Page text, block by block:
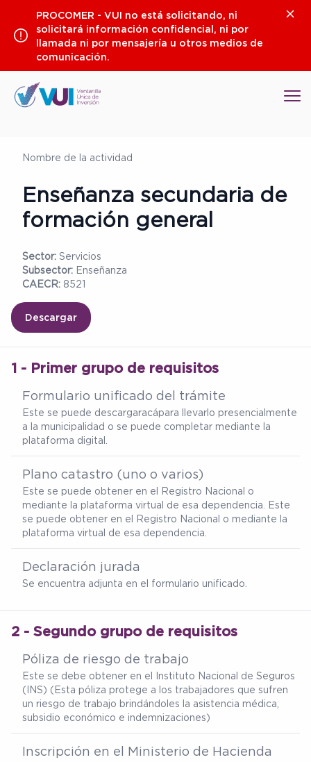
contenido
PROCOMER - VUI no está solicitando, ni
solicitará información confidencial, ni por
llamada ni por mensajería u otros medios de
comunicación.
Nombre de la actividad
Enseñanza secundaria de
formación general
Sector: Servicios
Subsector: Enseñanza
CAECR: 8521
Descargar
1 - Primer grupo de requisitos
Formulario unificado del trámite
Este se puede descargaracápara llevarlo presencialmente
a la municipalidad o se puede completar mediante la
plataforma digital.
Plano catastro (uno o varios)
Este se puede obtener en el Registro Nacional o
mediante la plataforma virtual de esa dependencia. Este
se puede obtener en el Registro Nacional o mediante la
plataforma virtual de esa dependencia.
Declaración jurada
Se encuentra adjunta en el formulario unificado.
2 - Segundo grupo de requisitos
Póliza de riesgo de trabajo
Este se debe obtener en el Instituto Nacional de Seguros
(INS) (Esta póliza protege a los trabajadores que sufren
un riesgo de trabajo brindándoles la asistencia médica,
subsidio económico e indemnizaciones)
Inscripción en el Ministerio de Hacienda